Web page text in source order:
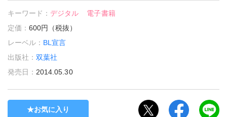
キーワード：デジタル
電子書籍
定価：600円（税抜）
レーベル： BL宣言
出版社：双葉社
発売日： 2014.05.30
お気に入り